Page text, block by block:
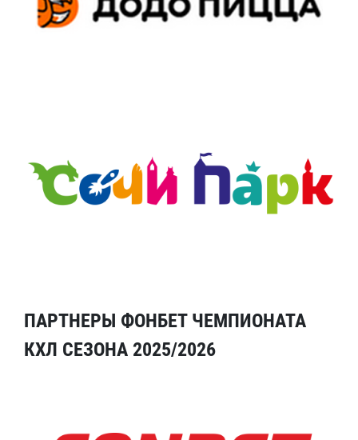
ПАРТНЕРЫ ФОНБЕТ ЧЕМПИОНАТА
КХЛ СЕЗОНА 2025/2026